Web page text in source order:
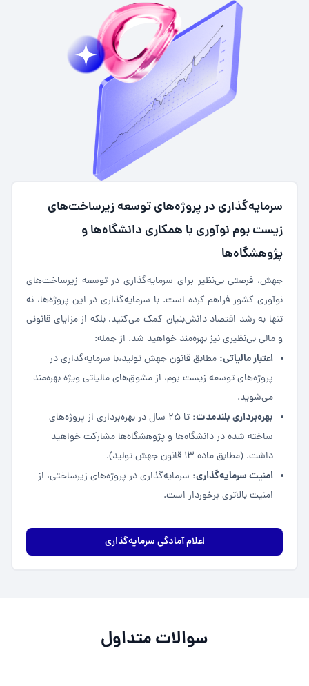
سرمایه‌گذاری در پروژه‌های توسعه زیرساخت‌های
زیست بوم نوآوری با همکاری دانشگاه‌ها و
پژوهشگاه‌ها
جهش، فرصتی بی‌نظیر برای سرمایه‌گذاری در توسعه زیرساخت‌های
نوآوری کشور فراهم کرده است. با سرمایه‌گذاری در این پروژه‌ها، نه
تنها به رشد اقتصاد دانش‌بنیان کمک می‌کنید، بلکه از مزایای قانونی
و مالی بی‌نظیری نیز بهره‌مند خواهید شد. از جمله:
اعتبار مالیاتی: مطابق قانون جهش تولید،با سرمایه‌گذاری در
پروژه‌های توسعه زیست بوم، از مشوق‌های مالیاتی ویژه بهره‌مند
‌می‌شوید.
بهره‌برداری بلندمدت:
تا 25 سال در بهره‌برداری از پروژه‌های
ساخته شده در دانشگاه‌ها و پژوهشگاه‌ها مشارکت خواهید
داشت. (مطابق ماده ۱۳ قانون جهش تولید).
امنیت سرمایه‌گذاری: سرمایه‌گذاری در پروژه‌های زیرساختی، از
امنیت بالاتری برخوردار است.
اعلام آمادگی سرمایه‌گذاری
سوالات متداول